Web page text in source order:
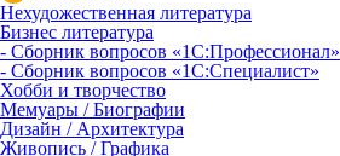
Нехудожественная литература
Бизнес литература
- Сборник вопросов «1С:Профессионал»
- Сборник вопросов «1С:Специалист»
Хобби и творчество
Мемуары / Биографии
Дизайн / Архитектура
Живопись / Графика